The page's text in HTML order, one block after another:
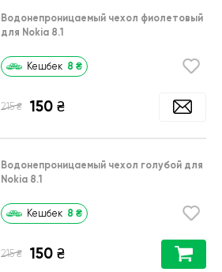
Водонепроницаемый чехол фиолетовый
для Nokia 8.1
Кешбек 8 ₴
215 ₴ 150 ₴
Водонепроницаемый чехол голубой для
Nokia 8.1
Кешбек 8 ₴
215 ₴ 150 ₴